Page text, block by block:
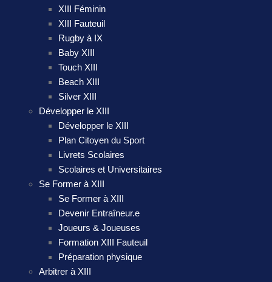
XIII Féminin
XIII Fauteuil
Rugby à IX
Baby XIII
Touch XIII
Beach XIII
Silver XIII
Développer le XIII
Développer le XIII
Plan Citoyen du Sport
Livrets Scolaires
Scolaires et Universitaires
Se Former à XIII
Se Former à XIII
Devenir Entraîneur.e
Joueurs & Joueuses
Formation XIII Fauteuil
Préparation physique
Arbitrer à XIII